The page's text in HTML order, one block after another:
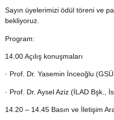
Sayın üyelerimizi ödül töreni ve
bekliyoruz.
Program:
14.00 Açılış konuşmaları
· Prof. Dr. Yasemin İnceoğlu
· Prof. Dr. Aysel Aziz (İLAD Bşk.,
14.20 – 14.45 Basın ve İletişim